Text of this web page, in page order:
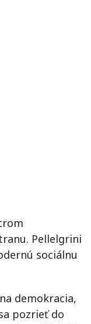
Pellelgrini
sociálnu
demokracia,
pozrieť do